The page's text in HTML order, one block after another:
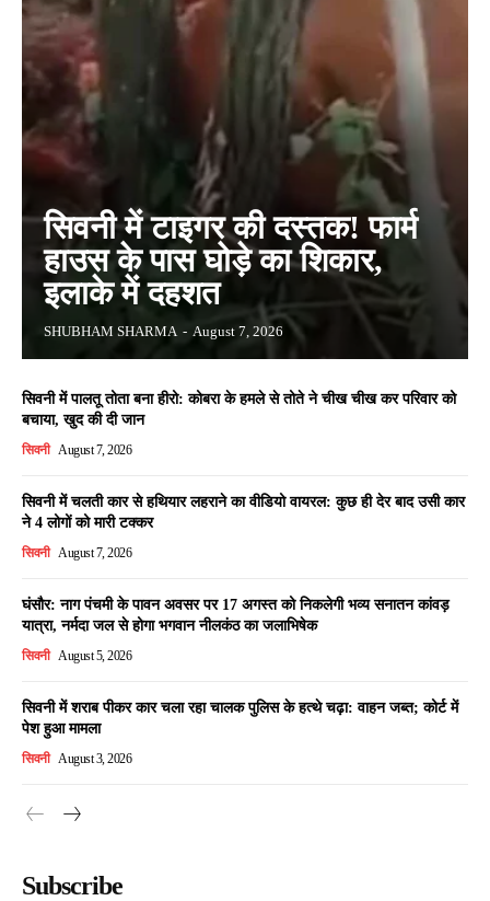
सिवनी में टाइगर की दस्तक! फार्म
हाउस के पास घोड़े का शिकार,
इलाके में दहशत
SHUBHAM SHARMA - August 7, 2026
सिवनी में पालतू तोता बना हीरो: कोबरा के हमले से तोते ने चीख चीख कर परिवार को
बचाया, खुद की दी जान
सिवनी August 7, 2026
सिवनी में चलती कार से हथियार लहराने का वीडियो वायरल: कुछ ही देर बाद उसी कार
ने 4 लोगों को मारी टक्कर
सिवनी August 7, 2026
घंसौर: नाग पंचमी के पावन अवसर पर 17 अगस्त को निकलेगी भव्य सनातन कांवड़
यात्रा, नर्मदा जल से होगा भगवान नीलकंठ का जलाभिषेक
सिवनी August 5, 2026
सिवनी में शराब पीकर कार चला रहा चालक पुलिस के हत्थे चढ़ा: वाहन जब्त; कोर्ट में
पेश हुआ मामला
सिवनी August 3, 2026
Subscribe